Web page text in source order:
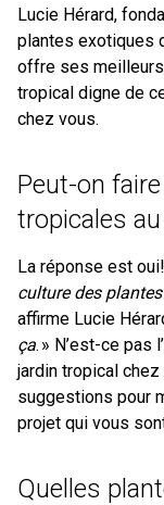
Lucie Hérard,
plantes exotiques
offre ses meilleurs
tropical digne de
chez vous.
Peut-on
tropicales
La réponse est
culture des
affirme Lucie
ça. » N’est-ce pas
jardin tropical
suggestions pour
projet qui vous
Quelles